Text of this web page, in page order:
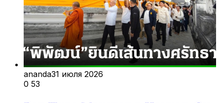
ananda31 июля 2026
0 53